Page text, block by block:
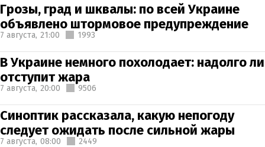
Грозы, град и шквалы: по всей Украине
объявлено штормовое предупреждение
7 августа, 21:00 1993
В Украине немного похолодает: надолго ли
отступит жара
7 августа, 20:00 9506
Синоптик рассказала, какую непогоду
следует ожидать после сильной жары
7 августа, 08:00 2449